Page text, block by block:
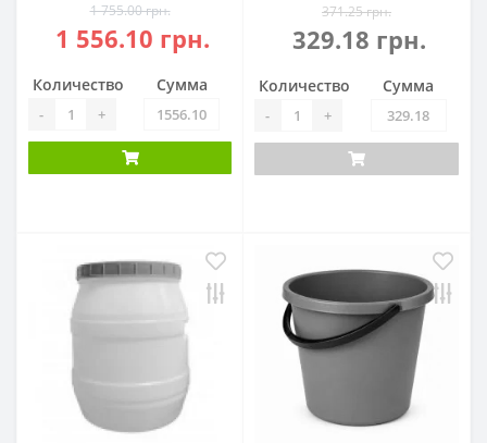
1 755.00 грн.
1 556.10 грн.
Количество
- +
Сумма
371.25 грн.
329.18 грн.
Количество
- +
Сумма